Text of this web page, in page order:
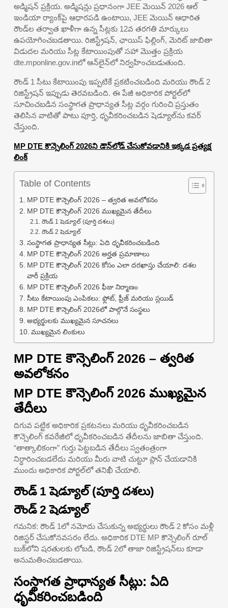
అడ్మిషన్ ప్రక్రియ. అడ్మిషన్లు ప్రధానంగా JEE మెయిన్ 2026 ఆల్
ఇండియా ర్యాంక్‌పై ఆధారపడి ఉంటాయి, JEE మెయిన్ ఆధారిత
రౌండ్‌ల తర్వాత ఖాళీగా ఉన్న సీట్లకు 12వ తరగతి మార్కులు
ఉపయోగించబడతాయి. రిజిస్ట్రేషన్, ఛాయిస్ ఫిల్లింగ్, మెరిట్ జాబితా
విడుదల మరియు సీట్ల కేటాయింపుతో సహా మొత్తం ప్రక్రియ
dte.mponline.gov.inలో ఆన్‌లైన్‌లో నిర్వహించబడుతుంది.
రౌండ్ 1 సీటు కేటాయింపు ఇప్పటికే ప్రకటించబడింది మరియు రౌండ్ 2
రిజిస్ట్రేషన్ ఇప్పుడు తెరవబడింది. ఈ పేజీ అధికారిక పోర్టల్‌లో
సూచించబడిన సంస్థాగత ప్రాధాన్యత సీట్ల వర్గం గురించి ప్రస్తుతం
తెలిసిన వాటితో పాటు పూర్తి, ధృవీకరించబడిన షెడ్యూల్‌ను కవర్
చేస్తుంది.
MP DTE కౌన్సెలింగ్ 2026ని డౌన్‌లోడ్ చేసుకోవడానికి ఇక్కడ ప్రత్యక్ష
లింక్
Table of Contents
MP DTE కౌన్సెలింగ్ 2026 – త్వరిత అవలోకనం
MP DTE కౌన్సెలింగ్ 2026 ముఖ్యమైన తేదీలు
రౌండ్ 1 షెడ్యూల్ (పూర్తి దశలు)
రౌండ్ 2 షెడ్యూల్
సంస్థాగత ప్రాధాన్యత సీట్లు: ఏది ధృవీకరించబడింది
MP DTE కౌన్సెలింగ్ 2026 అర్హత ప్రమాణాలు
MP DTE కౌన్సెలింగ్ 2026 కోసం ఎలా దరఖాస్తు చేయాలి: దశల
వారీ ప్రక్రియ
MP DTE కౌన్సెలింగ్ 2026 ఫీజు నిర్మాణం
సీటు కేటాయింపు ఎంపికలు: ఫ్లోట్, ఫ్రీజ్ మరియు స్లయిడ్
MP DTE కౌన్సెలింగ్ 2026లో పాల్గొనే సంస్థలు
అభ్యర్థులకు ముఖ్యమైన సూచనలు
ముఖ్యమైన లింకులు
MP DTE కౌన్సెలింగ్ 2026 – త్వరిత
అవలోకనం
MP DTE కౌన్సెలింగ్ 2026 ముఖ్యమైన
తేదీలు
దిగువ పట్టిక అధికారిక ప్రకటనలు మరియు ధృవీకరించబడిన
కౌన్సెలింగ్ కవరేజీలో ధృవీకరించబడిన తేదీలను జాబితా చేస్తుంది.
“తాత్కాలికంగా” గుర్తు పెట్టబడిన తేదీలు స్వతంత్రంగా
నిర్ధారించబడలేదు మరియు మీరు వాటి చుట్టూ ప్లాన్ చేయడానికి
ముందు అధికారిక పోర్టల్‌లో తనిఖీ చేయాలి.
రౌండ్ 1 షెడ్యూల్ (పూర్తి దశలు)
రౌండ్ 2 షెడ్యూల్
గమనిక: రౌండ్ 1లో నమోదు చేసుకున్న అభ్యర్థులు రౌండ్ 2 కోసం మళ్లీ
రిజిస్టర్ చేసుకోనవసరం లేదు. అధికారిక DTE MP కౌన్సెలింగ్ రూల్
బుక్‌లోని షరతులకు లోబడి, రౌండ్ 2లో తాజా రిజిస్ట్రేషన్‌లు కూడా
అనుమతించబడతాయి.
సంస్థాగత ప్రాధాన్యత సీట్లు: ఏది
ధృవీకరించబడింది